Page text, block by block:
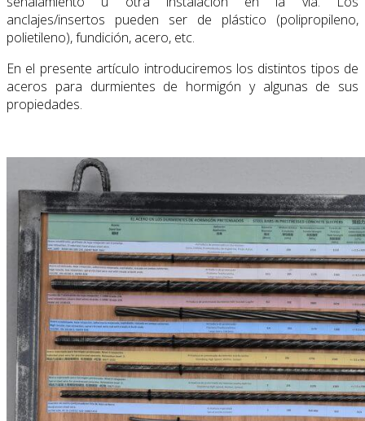
anclajes/insertos pueden ser de plástico (polipropileno,
polietileno), fundición, acero, etc.
En el presente artículo introduciremos los distintos tipos de
aceros para durmientes de hormigón y algunas de sus
propiedades.